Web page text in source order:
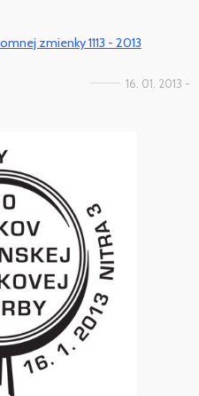
zmienky 1113 - 2013
16. 01. 2013 -